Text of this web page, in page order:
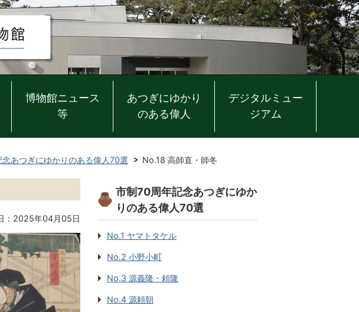
博物館ニュース
等
あつぎにゆかり
のある偉人
デジタルミュー
ジアム
あつぎにゆかりのある偉人70選 No.18 高師直・師冬
：2025年04月05日
市制70周年記念あつぎにゆか
りのある偉人70選
No.1 ヤマトタケル
No.2 小野小町
No.3 源義隆・頼隆
No.4 源頼朝